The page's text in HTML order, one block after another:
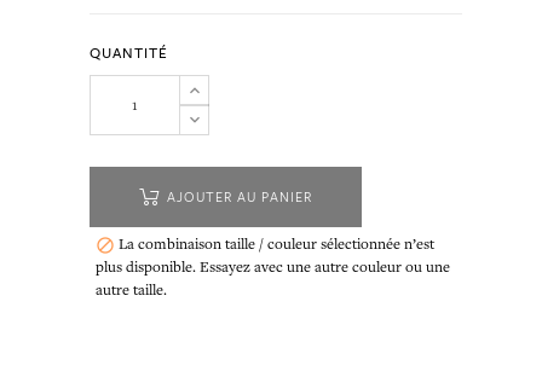
QUANTITÉ
AJOUTER AU PANIER
 La combinaison taille / couleur sélectionnée n’est
plus disponible. Essayez avec une autre couleur ou une
autre taille.